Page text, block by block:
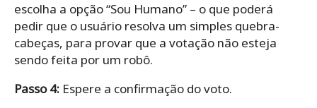
escolha a opção “Sou Humano” – o que poderá
pedir que o usuário resolva um simples quebra-
cabeças, para provar que a votação não esteja
sendo feita por um robô.
Passo 4: Espere a confirmação do voto.